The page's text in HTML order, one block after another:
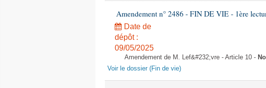
Amendement n° 2486 - FIN DE VIE - 1ère
Date de
dépôt :
09/05/2025
Amendement de M. Lef&#232;vre - Article 10 -
Voir le dossier (Fin de vie)